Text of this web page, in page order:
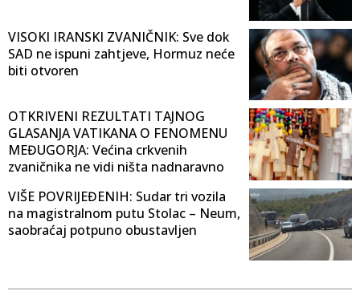
VISOKI IRANSKI ZVANIČNIK: Sve dok
SAD ne ispuni zahtjeve, Hormuz neće
biti otvoren
OTKRIVENI REZULTATI TAJNOG
GLASANJA VATIKANA O FENOMENU
MEĐUGORJA: Većina crkvenih
zvaničnika ne vidi ništa nadnaravno
VIŠE POVRIJEĐENIH: Sudar tri vozila
na magistralnom putu Stolac – Neum,
saobraćaj potpuno obustavljen